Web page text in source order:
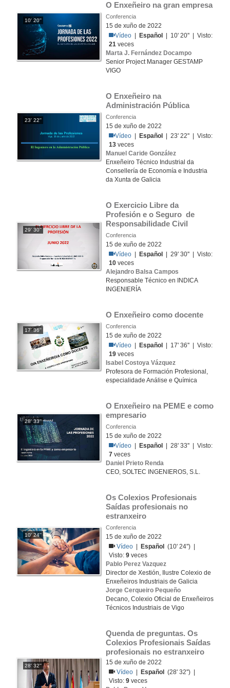
10' 20''
O Enxeñeiro na gran empresa
Conferencia
15 de xuño de 2022
Vídeo
Español
| 10' 20'' | Visto:
21 veces
Marta J. Fernández Docampo
Senior Project Manager GESTAMP
VIGO
23' 22''
O Enxeñeiro na
Administración Pública
Conferencia
15 de xuño de 2022
Vídeo
Español
| 23' 22'' | Visto:
13 veces
Manuel Caride González
Enxeñeiro Técnico Industrial da
Consellería de Economía e Industria
da Xunta de Galicia
29' 30''
O Exercicio Libre da
Profesión e o Seguro  de
Responsabilidade Civil
Conferencia
15 de xuño de 2022
Vídeo
Español
| 29' 30'' | Visto:
10 veces
Alejandro Balsa Campos
Responsable Técnico en INDICA
INGENIERÍA
17' 36''
O Enxeñeiro como docente
Conferencia
15 de xuño de 2022
Vídeo
Español
| 17' 36'' | Visto:
19 veces
Isabel Costoya Vázquez
Profesora de Formación Profesional,
especialidade Análise e Química
28' 33''
O Enxeñeiro na PEME e como
empresario
Conferencia
15 de xuño de 2022
Vídeo
Español
| 28' 33'' | Visto:
7 veces
Daniel Prieto Renda
CEO, SOLTEC INGENIEROS, S.L.
10' 24''
Os Colexios Profesionais
Saídas profesionais no
estranxeiro
Conferencia
15 de xuño de 2022
Vídeo
Español
(10' 24'') |
Visto:9 veces
Pablo Perez Vazquez
Director de Xestión, Ilustre Colexio de
Enxeñeiros Industriais de Galicia
Jorge Cerqueiro Pequeño
Decano, Colexio Oficial de Enxeñeiros
Técnicos Industriais de Vigo
28' 32''
Quenda de preguntas. Os
Colexios Profesionais Saídas
profesionais no estranxeiro
15 de xuño de 2022
Vídeo
Español
(28' 32'') |
Visto:9 veces